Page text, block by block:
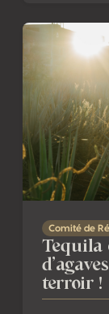
Tequila et
Comité de
Tequila
terroir !